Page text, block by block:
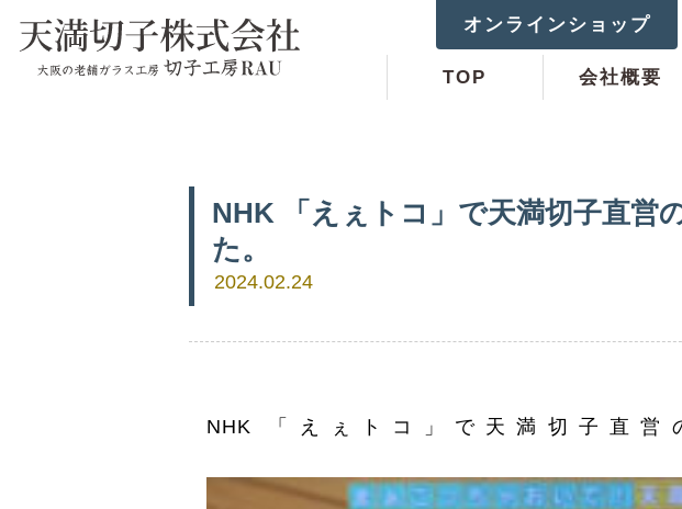
オンラインショップ
TOP 会社概要
NHK 「えぇトコ」で天満切子直営
た。
2024.02.24
NHK 「えぇトコ」で天満切子直営